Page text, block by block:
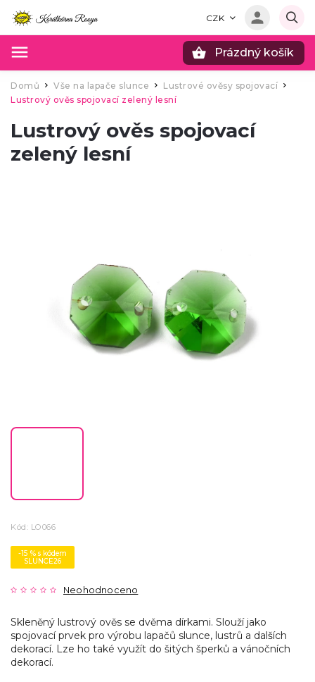
CZK
Prázdný košík
Domů / Vše na lapače slunce / Lustrové ověsy spojovací /
Lustrový ověs spojovací zelený lesní
Lustrový ověs spojovací
zelený lesní
Kód: LO066
-15 % s kódem
SLUNCE26
Neohodnoceno
Skleněný lustrový ověs se dvěma dírkami. Slouží jako
spojovací prvek pro výrobu lapačů slunce, lustrů a dalších
dekorací. Lze ho také využít do šitých šperků a vánočních
dekorací.